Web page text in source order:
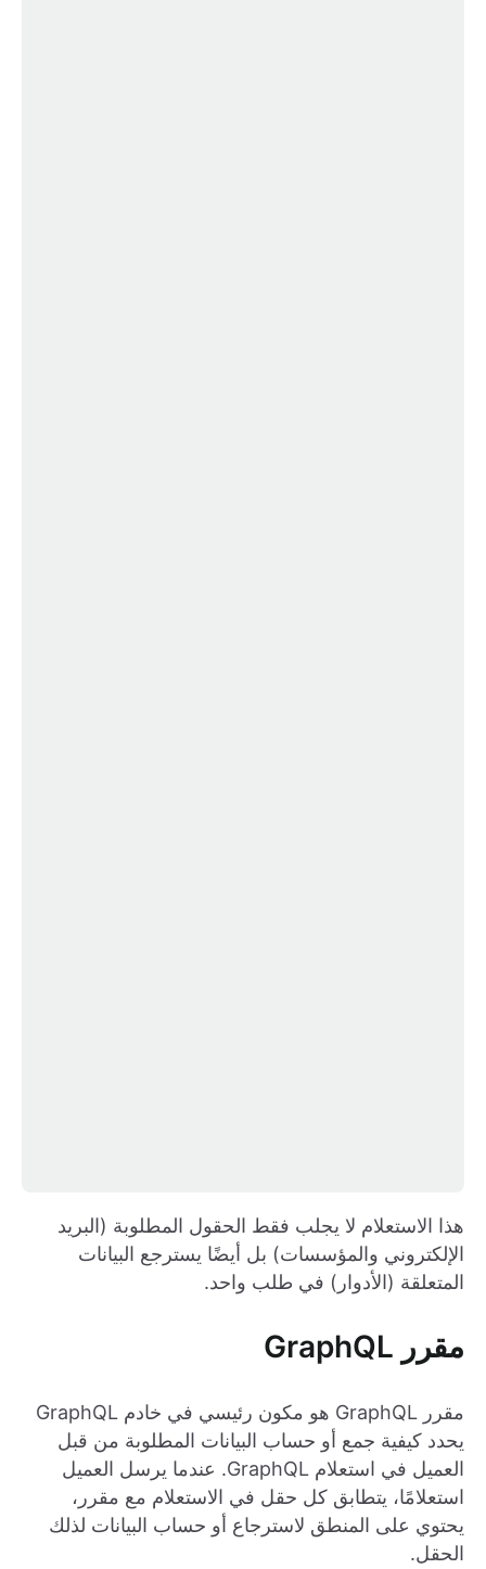
هذا الاستعلام لا يجلب فقط الحقول المطلوبة (البريد
الإلكتروني والمؤسسات) بل أيضًا يسترجع البيانات
المتعلقة (الأدوار) في طلب واحد.
مقرر GraphQL
مقرر GraphQL هو مكون رئيسي في خادم GraphQL
يحدد كيفية جمع أو حساب البيانات المطلوبة من قبل
العميل في استعلام GraphQL. عندما يرسل العميل
استعلامًا، يتطابق كل حقل في الاستعلام مع مقرر،
يحتوي على المنطق لاسترجاع أو حساب البيانات لذلك
الحقل.